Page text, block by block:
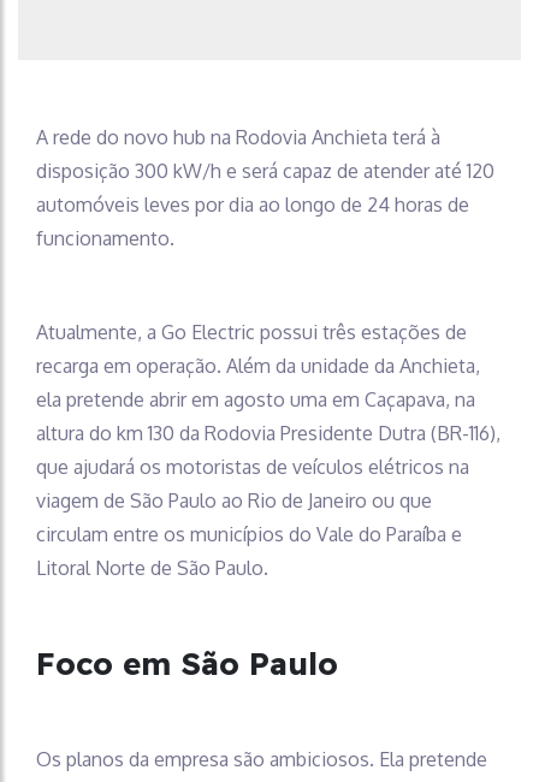
A rede do novo hub na Rodovia Anchieta terá à
disposição 300 kW/h e será capaz de atender até 120
automóveis leves por dia ao longo de 24 horas de
funcionamento.
Atualmente, a Go Electric possui três estações de
recarga em operação. Além da unidade da Anchieta,
ela pretende abrir em agosto uma em Caçapava, na
altura do km 130 da Rodovia Presidente Dutra (BR-116),
que ajudará os motoristas de veículos elétricos na
viagem de São Paulo ao Rio de Janeiro ou que
circulam entre os municípios do Vale do Paraíba e
Litoral Norte de São Paulo.
Foco em São Paulo
Os planos da empresa são ambiciosos. Ela pretende